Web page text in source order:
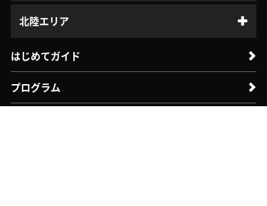
北陸エリア
はじめてガイド
プログラム